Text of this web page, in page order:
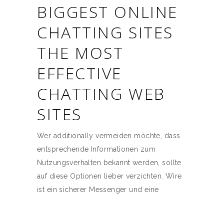
BIGGEST ONLINE
CHATTING SITES
THE MOST
EFFECTIVE
CHATTING WEB
SITES
Wer additionally vermeiden möchte, dass
entsprechende Informationen zum
Nutzungsverhalten bekannt werden, sollte
auf diese Optionen lieber verzichten. Wire
ist ein sicherer Messenger und eine